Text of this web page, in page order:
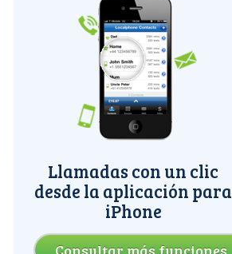
Llamadas con un clic
desde la aplicación para
iPhone
Consultar más funciones